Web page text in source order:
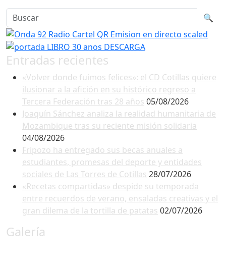
Buscar en la web
🔍
Entradas recientes
«Volver donde fuimos felices»: el CD Cotillas quiere
ilusionar a la afición en su histórico regreso a
Tercera Federación tras 28 años 05/08/2026
Joaquín Sánchez analiza la realidad humanitaria de
Mozambique tras su reciente misión solidaria
04/08/2026
Fripozo ha entregado sus becas anuales a
estudiantes, promesas del deporte y entidades
sociales de Las Torres de Cotillas 28/07/2026
«Recetas compartidas» despide su temporada
entre recuerdos de verano, ensaladas creativas y el
gran dilema de la tortilla de patatas 02/07/2026
Galería